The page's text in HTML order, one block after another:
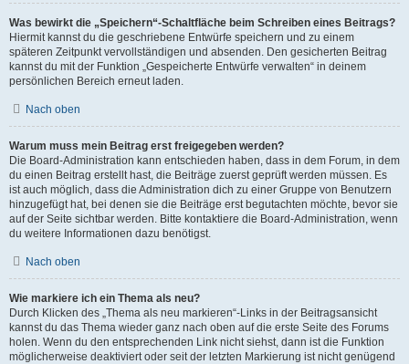
Was bewirkt die „Speichern“-Schaltfläche beim Schreiben eines Beitrags?
Hiermit kannst du die geschriebene Entwürfe speichern und zu einem
späteren Zeitpunkt vervollständigen und absenden. Den gesicherten Beitrag
kannst du mit der Funktion „Gespeicherte Entwürfe verwalten“ in deinem
persönlichen Bereich erneut laden.
Nach oben
Warum muss mein Beitrag erst freigegeben werden?
Die Board-Administration kann entschieden haben, dass in dem Forum, in dem
du einen Beitrag erstellt hast, die Beiträge zuerst geprüft werden müssen. Es
ist auch möglich, dass die Administration dich zu einer Gruppe von Benutzern
hinzugefügt hat, bei denen sie die Beiträge erst begutachten möchte, bevor sie
auf der Seite sichtbar werden. Bitte kontaktiere die Board-Administration, wenn
du weitere Informationen dazu benötigst.
Nach oben
Wie markiere ich ein Thema als neu?
Durch Klicken des „Thema als neu markieren“-Links in der Beitragsansicht
kannst du das Thema wieder ganz nach oben auf die erste Seite des Forums
holen. Wenn du den entsprechenden Link nicht siehst, dann ist die Funktion
möglicherweise deaktiviert oder seit der letzten Markierung ist nicht genügend